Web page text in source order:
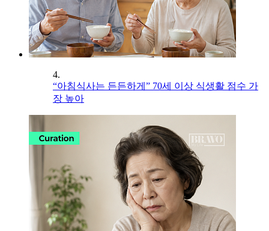
4.
“아침식사는 든든하게” 70세 이상 식생활 점수 가
장 높아